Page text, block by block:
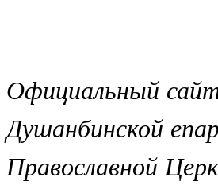
Официальный
Душанбинской
Православной